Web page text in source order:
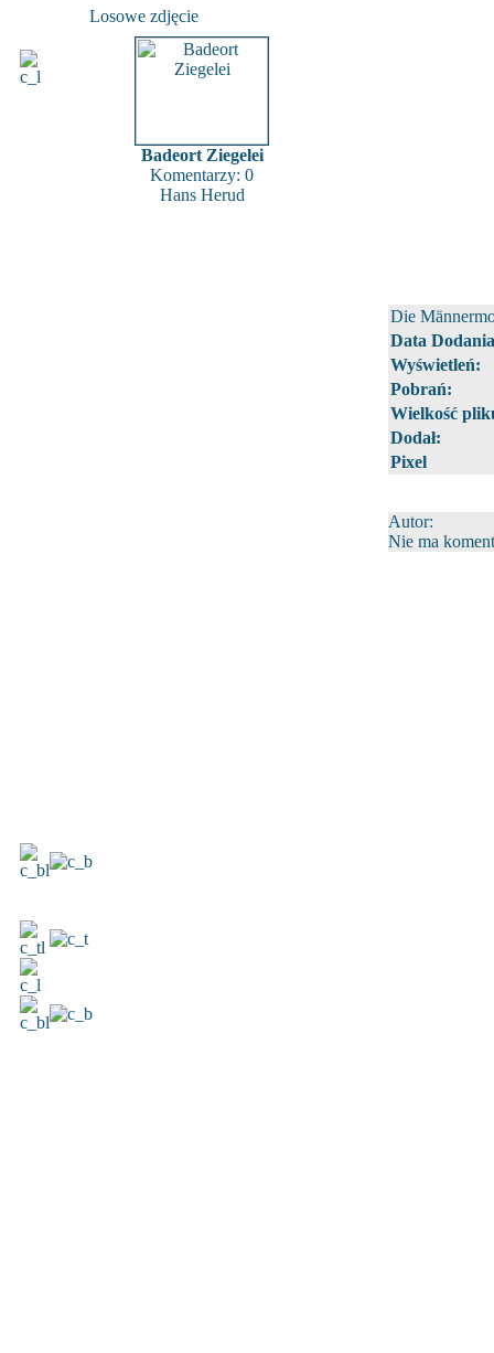
Losowe zdjęcie
Badeort Ziegelei
Komentarzy: 0
Hans Herud
Die
Data
Wyświetleń:
Pobrań:
Wielkość
Dodał:
Pixel
Autor:
Nie ma